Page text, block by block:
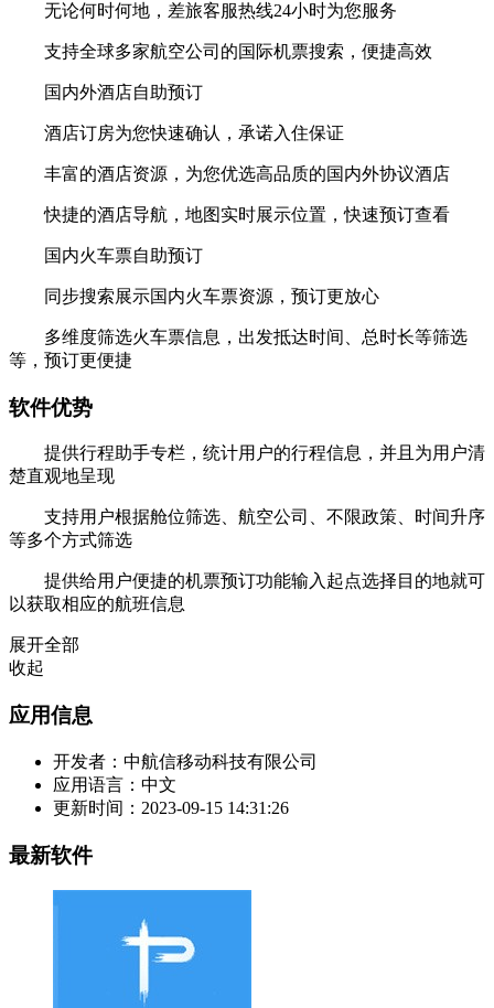
无论何时何地，差旅客服热线24小时为您服务
支持全球多家航空公司的国际机票搜索，便捷高效
国内外酒店自助预订
酒店订房为您快速确认，承诺入住保证
丰富的酒店资源，为您优选高品质的国内外协议酒店
快捷的酒店导航，地图实时展示位置，快速预订查看
国内火车票自助预订
同步搜索展示国内火车票资源，预订更放心
多维度筛选火车票信息，出发抵达时间、总时长等筛选
等，预订更便捷
软件优势
提供行程助手专栏，统计用户的行程信息，并且为用户清
楚直观地呈现
支持用户根据舱位筛选、航空公司、不限政策、时间升序
等多个方式筛选
提供给用户便捷的机票预订功能输入起点选择目的地就可
以获取相应的航班信息
展开全部
收起
应用信息
开发者： 中航信移动科技有限公司
应用语言： 中文
更新时间： 2023-09-15 14:31:26
最新软件